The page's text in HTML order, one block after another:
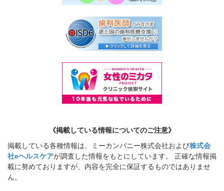
《掲載している情報についてのご注意》
掲載している各種情報は、ミーカンパニー株式会社および株式会
社eヘルスケアが調査した情報をもとにしています。 正確な情報掲
載に努めておりますが、内容を完全に保証するものではありませ
ん。